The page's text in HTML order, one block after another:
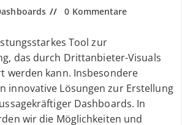
0 Kommentare
Tool zur
das durch Drittanbieter-Visuals
werden kann. Insbesondere
innovative Lösungen zur Erstellung
Dashboards. In
wir die Möglichkeiten und